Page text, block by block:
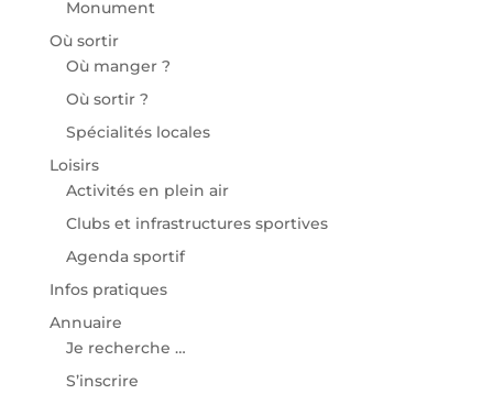
Monument
Où sortir
Où manger ?
Où sortir ?
Spécialités locales
Loisirs
Activités en plein air
Clubs et infrastructures sportives
Agenda sportif
Infos pratiques
Annuaire
Je recherche …
S’inscrire